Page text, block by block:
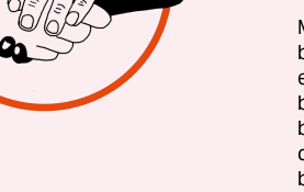
Vorsichtsmaßnahmen
wenn sie die fertigen
Glyphosat enthalten, so
bisher zu dem
Erkenntnisse möglich
üblichen 15 Jahre erteilt